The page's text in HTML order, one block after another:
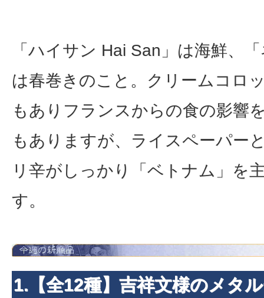
「ハイサン Hai San」は海鮮、
は春巻きのこと。クリームコロ
もありフランスからの食の影響
もありますが、ライスペーパー
リ辛がしっかり「ベトナム」を
す。
1.【全12種】吉祥文様のメタ